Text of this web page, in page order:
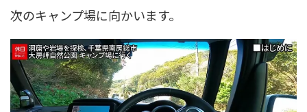
次のキャンプ場に向かいます。